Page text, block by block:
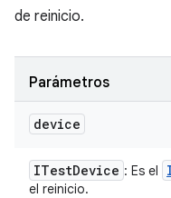
de reinicio.
Parámetros
device
ITestDevice : Es el
el reinicio.